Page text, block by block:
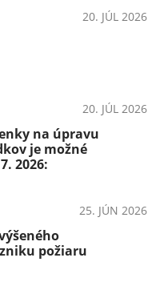
20. JÚL 2026
20. JÚL 2026
na úpravu
je možné
2026:
25. JÚN 2026
požiaru